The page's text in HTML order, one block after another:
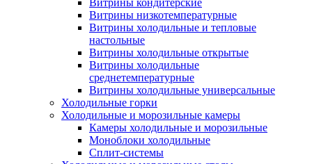
Витрины низкотемпературные
Витрины холодильные и тепловые
настольные
Витрины холодильные открытые
Витрины холодильные
среднетемпературные
Витрины холодильные универсальные
Холодильные горки
Холодильные и морозильные камеры
Камеры холодильные и морозильные
Моноблоки холодильные
Сплит-системы